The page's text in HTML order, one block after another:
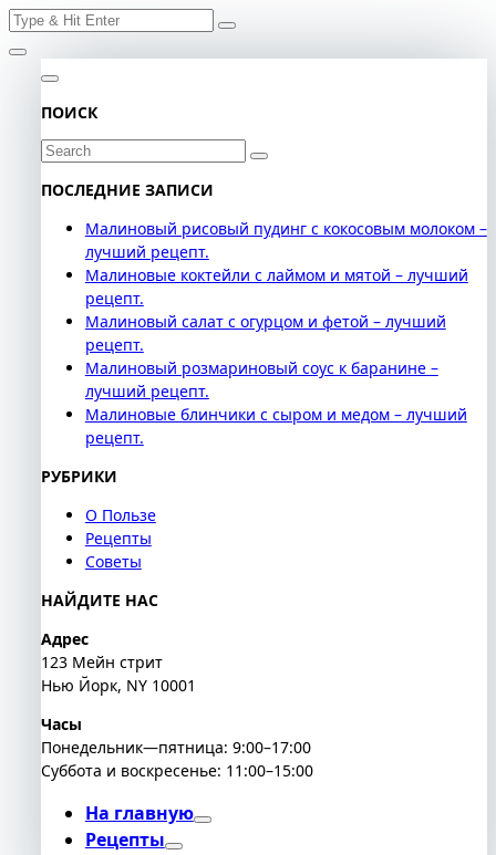
Skip
to
content
Search
ПОИСК
Search
ПОСЛЕДНИЕ ЗАПИСИ
Малиновый рисовый пудинг с кокосовым молоком –
лучший рецепт.
Малиновые коктейли с лаймом и мятой – лучший
рецепт.
Малиновый салат с огурцом и фетой – лучший
рецепт.
Малиновый розмариновый соус к баранине –
лучший рецепт.
Малиновые блинчики с сыром и медом – лучший
рецепт.
РУБРИКИ
О Пользе
Рецепты
Советы
НАЙДИТЕ НАС
Адрес
123 Мейн стрит
Нью Йорк, NY 10001
Часы
Понедельник—пятница: 9:00–17:00
Суббота и воскресенье: 11:00–15:00
На главную
Рецепты